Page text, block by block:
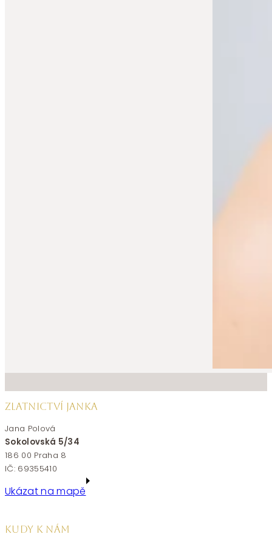
ZLATNICTVÍ JANKA
Jana Polová
Sokolovská 5/34
186 00 Praha 8
IČ: 69355410
Ukázat na mapě
KUDY K NÁM